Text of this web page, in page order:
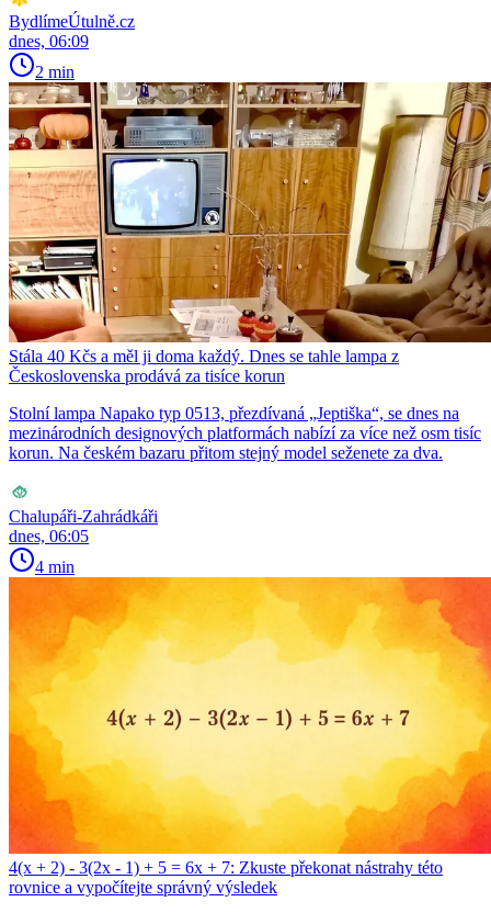
BydlímeÚtulně.cz
dnes, 06:09
2 min
Stála 40 Kčs a měl ji doma každý. Dnes se tahle lampa z
Československa prodává za tisíce korun
Stolní lampa Napako typ 0513, přezdívaná „Jeptiška“, se dnes na
mezinárodních designových platformách nabízí za více než osm tisíc
korun. Na českém bazaru přitom stejný model seženete za dva.
Chalupáři-Zahrádkáři
dnes, 06:05
4 min
4(x + 2) - 3(2x - 1) + 5 = 6x + 7: Zkuste překonat nástrahy této
rovnice a vypočítejte správný výsledek